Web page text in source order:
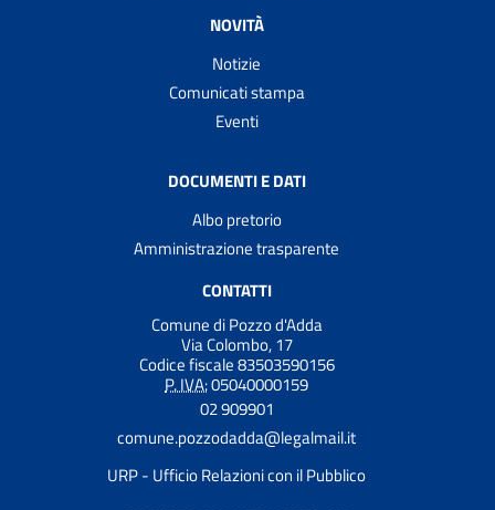
NOVITÀ
Notizie
Comunicati stampa
Eventi
DOCUMENTI E DATI
Albo pretorio
Amministrazione trasparente
CONTATTI
Comune di Pozzo d'Adda
Via Colombo, 17
Codice fiscale 83503590156
P. IVA:05040000159
02 909901
comune.pozzodadda@legalmail.it
URP - Ufficio Relazioni con il Pubblico